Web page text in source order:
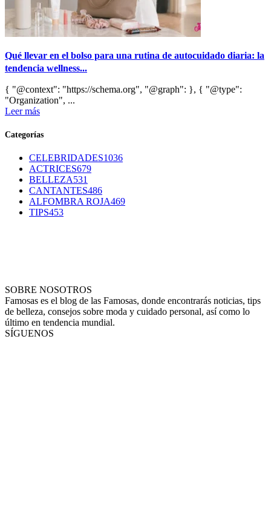
Qué llevar en el bolso para una rutina de autocuidado diaria: la
tendencia wellness...
{ "@context": "https://schema.org", "@graph": }, { "@type":
"Organization", ...
Leer más
Categorías
CELEBRIDADES1036
ACTRICES679
BELLEZA531
CANTANTES486
ALFOMBRA ROJA469
TIPS453
SOBRE NOSOTROS
Famosas es el blog de las Famosas, donde encontrarás noticias, tips
de belleza, consejos sobre moda y cuidado personal, así como lo
último en tendencia mundial.
SÍGUENOS